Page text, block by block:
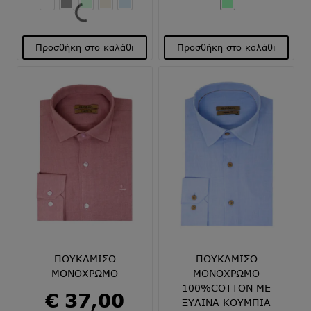
€ 30,00.
Προσθήκη στο καλάθι
προϊόν
έχει
πολλαπλές
παραλλαγές.
επιλογές
μπορούν
επιλεγούν
του
προϊόντος
Προσθήκη στο καλάθι
το
προϊόν
έχει
πολλαπλές
παραλλαγές.
επιλογές
να
στη
του
προϊόντος
ΠΟΥΚΑΜΙΣΟ
ΜΟΝΟΧΡΩΜΟ
€ 37,00
ΠΟΥΚΑΜΙΣΟ
ΜΟΝΟΧΡΩΜΟ
100%COTTON ΜΕ
ΞΥΛΙΝΑ ΚΟΥΜΠΙΑ